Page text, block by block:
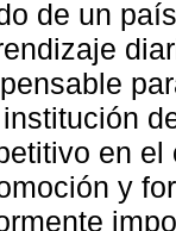
de un
en el
y